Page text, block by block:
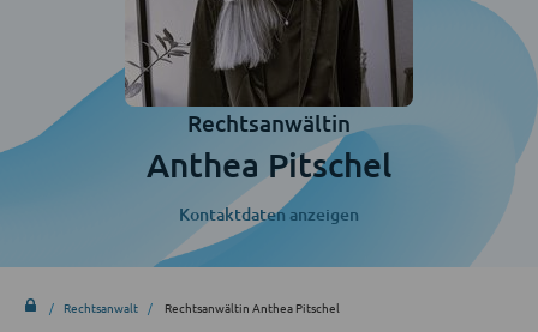
Rechtsanwältin
Anthea Pitschel
Kontaktdaten anzeigen
Rechtsanwalt Rechtsanwältin Anthea Pitschel